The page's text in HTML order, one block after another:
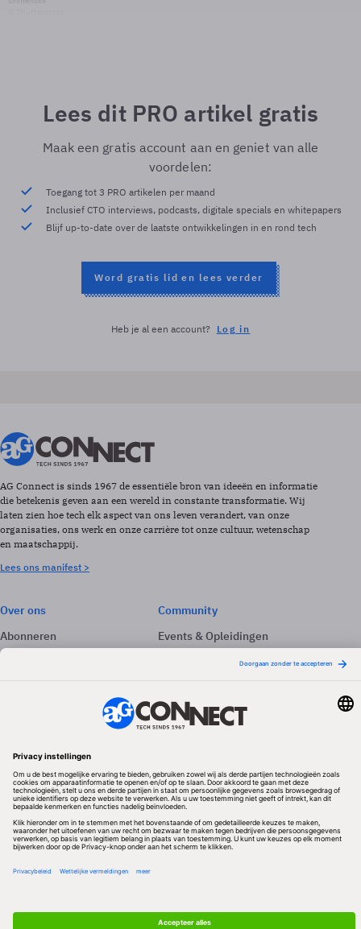
Lees dit PRO artikel gratis
Maak een gratis account aan en geniet van alle
voordelen:
Toegang tot 3 PRO artikelen per maand
Inclusief CTO interviews, podcasts, digitale specials en whitepapers
Blijf up-to-date over de laatste ontwikkelingen in en rond tech
Word gratis lid en lees verder
Heb je al een account? Log in
AG Connect is sinds 1967 de essentiële bron van ideeën en informatie
die betekenis geven aan een wereld in constante transformatie. Wij
laten zien hoe tech elk aspect van ons leven verandert, van onze
organisaties, ons werk en onze carrière tot onze cultuur, wetenschap
en maatschappij.
Lees ons manifest >
Over ons
Abonneren
Adverteren
Community
Events & Opleidingen
Volg ons
Redactionele partner
Algemene Voorwaarden & Copyrights